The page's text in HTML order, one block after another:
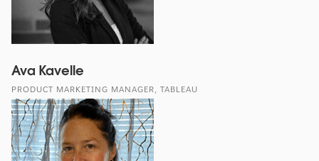
Ava Kavelle
PRODUCT MARKETING MANAGER, TABLEAU